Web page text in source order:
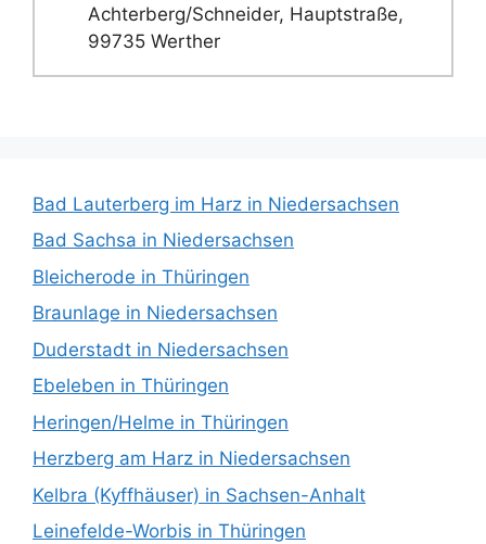
Achterberg/Schneider, Hauptstraße,
99735 Werther
Bad Lauterberg im Harz in Niedersachsen
Bad Sachsa in Niedersachsen
Bleicherode in Thüringen
Braunlage in Niedersachsen
Duderstadt in Niedersachsen
Ebeleben in Thüringen
Heringen/Helme in Thüringen
Herzberg am Harz in Niedersachsen
Kelbra (Kyffhäuser) in Sachsen-Anhalt
Leinefelde-Worbis in Thüringen